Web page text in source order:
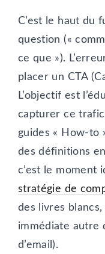
C’est le haut du
question («
ce que »).
placer un CTA
L’objectif est
capturer ce
guides « How-to
des définitions
c’est le moment
stratégie de
des livres
immédiate autre
d’email).